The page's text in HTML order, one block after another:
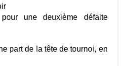
une deuxième défaite
part de la tête de tournoi, en